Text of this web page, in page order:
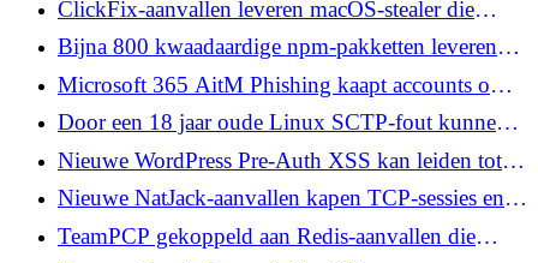
ClickFix-aanvallen leveren macOS-stealer die
crypto-portemonnees kan leegmaken
Bijna 800 kwaadaardige npm-pakketten leveren
platformonafhankelijke RAT en Infostealer
Microsoft 365 AitM Phishing kaapt accounts om
salaris- en financiële e-mails te verzamelen
Door een 18 jaar oude Linux SCTP-fout kunnen
lokale gebruikers root- en escape-containers
verkrijgen
Nieuwe WordPress Pre-Auth XSS kan leiden tot
uitvoering van PHP-code
Nieuwe NatJack-aanvallen kapen TCP-sessies en
spoof DNS door NAT-tabellen te manipuleren
TeamPCP gekoppeld aan Redis-aanvallen die